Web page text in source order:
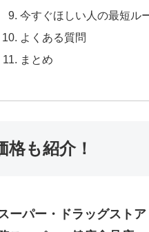
今すぐほしい人の最短ル
よくある質問
まとめ
も紹介！
ーパー・ドラッグストア